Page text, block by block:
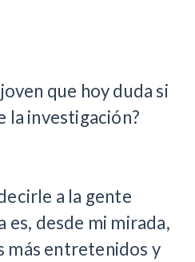
que hoy duda si
la investigación?
a la gente
es, desde mi mirada,
más entretenidos y